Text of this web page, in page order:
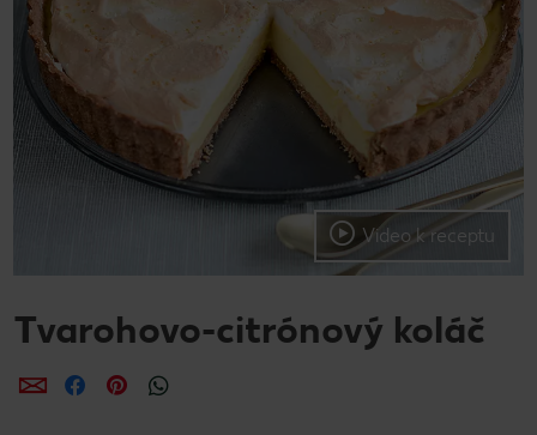
Video k receptu
Tvarohovo-citrónový koláč
ZdieľaťZdieľaťZdieľať